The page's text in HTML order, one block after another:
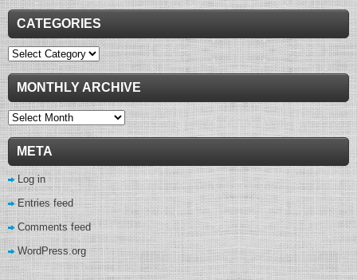
CATEGORIES
Categories
MONTHLY ARCHIVE
Monthly
Archive
META
Log in
Entries feed
Comments feed
WordPress.org